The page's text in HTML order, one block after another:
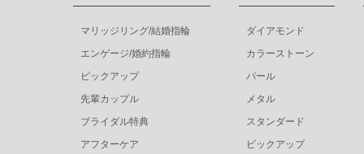
マリッジリング/結婚指輪
エンゲージ/婚約指輪
ピックアップ
先輩カップル
ブライダル特典
アフターケア
ダイアモンド
カラーストーン
パール
メタル
スタンダード
ピックアップ